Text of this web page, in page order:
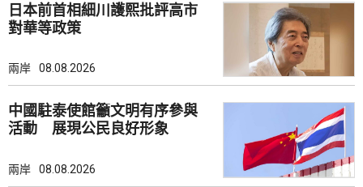
日本前首相細川護熙批評高市
對華等政策
兩岸 08.08.2026
中國駐泰使館籲文明有序參與
活動 展現公民良好形象
兩岸 08.08.2026